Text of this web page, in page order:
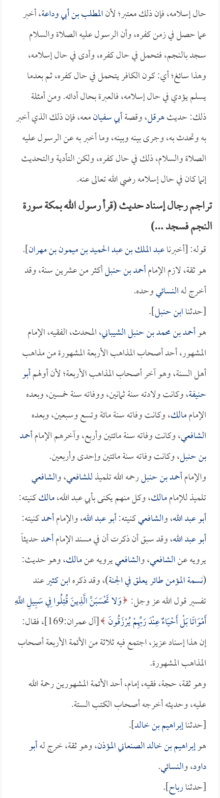
حال إسلامه، فإن ذلك معتبر؛ لأنالمطلب بن أبي وداعة، أخبر
عما حصل في زمن كفره، وأن الرسول عليه الصلاة والسلام
سجد بالنجم، فتحمل في حال كفره، وأدى في حال إسلامه،
وهذا سائغ؛ أي: كون الكافر يتحمل في حال كفره، ثم بعدما
يسلم يؤدي في حال إسلامه، فالعبرة بحال أدائه. ومن أمثلة
ذلك: حديثهرقل، وقصةأبي سفيانمعه، فإن ذلك الذي أخبر
به وتحدث به، وجرى بينه وبينه، وما أخبر به عن الرسول عليه
الصلاة والسلام، ذلك في حال كفره، ولكن التأدية والتحديث
إنما كان في حال إسلامه رضي الله تعالى عنه.
تراجم رجال إسناد حديث (قرأ رسول الله بمكة سورة
النجم فسجد ...)
قوله: [أخبرناعبد الملك بن عبد الحميد بن ميمون بن مهران].
هو ثقة، لازم الإمامأحمد بن حنبلأكثر من عشرين سنة، وقد
أخرج لهالنسائيوحده.
[حدثناابن حنبل].
هوأحمد بن محمد بن حنبل الشيباني، المحدث، الفقيه، الإمام
المشهور، أحد أصحاب المذاهب الأربعة المشهورة من مذاهب
أهل السنة، وهو آخر أصحاب المذاهب الأربعة؛ لأن أولهمأبو
حنيفة، وكانت ولادته سنة ثمانين، ووفاته سنة خمسين، وبعده
الإماممالك، وكانت وفاته سنة مائة وتسع وسبعين، وبعده
الشافعي، وكانت وفاته سنة مائتين وأربع، وآخرهم الإمامأحمد
بن حنبل، وكانت وفاته سنة مائتين وإحدى وأربعين.
والإمامأحمد بن حنبلرحمه الله تلميذللشافعي، والشافعي
تلميذ للإماممالك، وكل منهم يكنى بأبي عبد الله،مالككنيته:
أبو عبد الله، والشافعيكنيته:أبو عبد الله، والإمامأحمدكنيته:
أبو عبد الله، وقد سبق أن ذكرت أن في مسند الإمامأحمدحديثاً
يرويه عنالشافعي، والشافعييرويه عنمالك، وهو حديث:
(نسمة المؤمن طائر يعلق في الجنة)، وقد ذكرهابن كثيرعند
تفسير قول الله عز وجل: وَلا تَحْسَبَنَّ الَّذِينَ قُتِلُوا فِي سَبِيلِ اللَّهِ
أَمْوَاتًا بَلْ أَحْيَاءٌ عِنْدَ رَبِّهِمْ يُرْزَقُونَ
[آل عمران:169]، فقال:
إن هذا إسناد عزيز، اجتمع فيه ثلاثة من الأئمة الأربعة أصحاب
المذاهب المشهورة.
وهو ثقة، حجة، فقيه، إمام، أحد الأئمة المشهورين رحمة الله
عليه، وحديثه أخرجه أصحاب الكتب الستة.
[حدثناإبراهيم بن خالد].
هوإبراهيم بن خالد الصنعاني المؤذن، وهو ثقة، خرج لهأبو
داود، والنسائي.
[حدثنارباح].